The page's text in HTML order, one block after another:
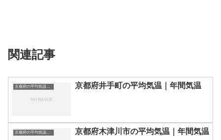
関連記事
京都府の平均気温まとめ 京都府井手町の平均気温｜年間気温
京都府の平均気温まとめ 京都府木津川市の平均気温｜年間気温